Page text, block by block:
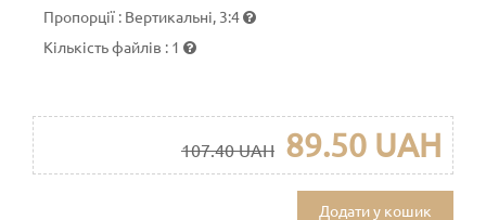
Пропорції : Вертикальні, 3:4
Кількість файлів : 1
107.40 UAH 89.50 UAH
Додати у кошик